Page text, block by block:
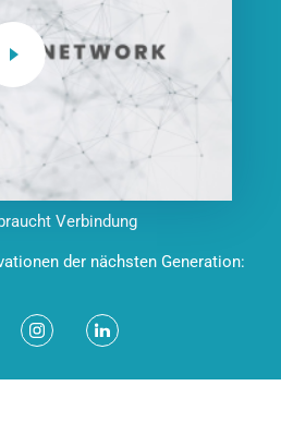
Verbindung
der nächsten Generation: